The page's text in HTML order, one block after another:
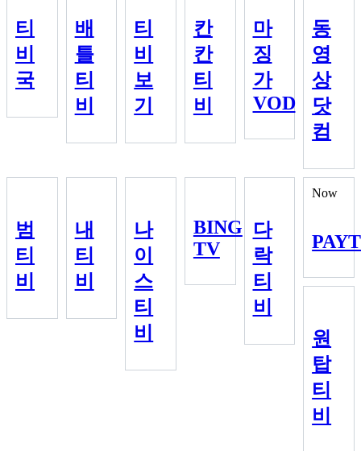
티
비
국
배
틀
티
비
티
비
보
기
칸
칸
티
비
마
징
가
VOD
동
영
상
닷
컴
범
티
비
내
티
비
나
이
스
티
비
BING
TV
다
락
티
비
Now
원
탑
티
비